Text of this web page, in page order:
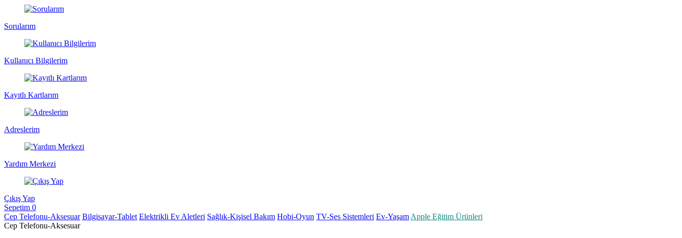
Sorularım
Kullanıcı Bilgilerim
Kayıtlı Kartlarım
Adreslerim
Yardım Merkezi
Çıkış Yap
Sepetim 0
Cep Telefonu-Aksesuar Bilgisayar-Tablet Elektrikli Ev Aletleri Sağlık-Kişisel Bakım Hobi-Oyun TV-Ses Sistemleri Ev-Yaşam Apple Eğitim Ürünleri
Cep Telefonu-Aksesuar